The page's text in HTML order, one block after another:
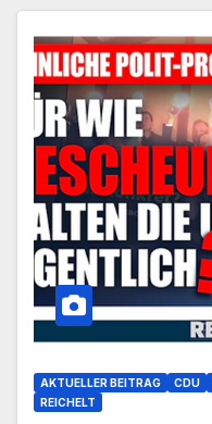
AKTUELLER BEITRAG CDU
REICHELT